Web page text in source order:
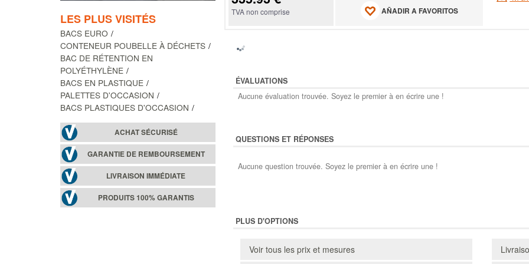
LES PLUS VISITÉS
BACS EURO
CONTENEUR POUBELLE À DÉCHETS
BAC DE RÉTENTION EN
POLYÉTHYLÈNE
BACS EN PLASTIQUE
PALETTES D'OCCASION
BACS PLASTIQUES D'OCCASION
ACHAT SÉCURISÉ
GARANTIE DE REMBOURSEMENT
LIVRAISON IMMÉDIATE
PRODUITS 100% GARANTIS
TVA non comprise AÑADIR A FAVORITOS
ÉVALUATIONS
Aucune évaluation trouvée. Soyez le premier à en écrire une !
QUESTIONS ET RÉPONSES
Aucune question trouvée. Soyez le premier à en écrire une !
PLUS D'OPTIONS
Voir tous les prix et mesures